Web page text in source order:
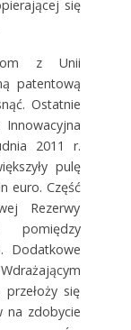
się
z Unii
patentową
Ostatnie
2011 r.
pulę
euro. Część
Rezerwy
pomiędzy
Dodatkowe
się
na zdobycie